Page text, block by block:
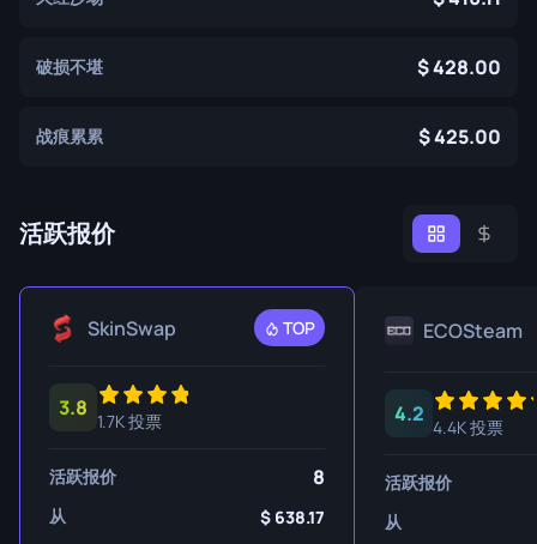
破损不堪 428.00
战痕累累 425.00
活跃报价
SkinSwap TOP
3.8
1.7K 投票
活跃报价 8
从 638.17
ECOSteam
4.2
4.4K 投票
活跃报价
从